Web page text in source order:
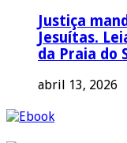
Justiça
Jesuítas.
da Praia do
abril 13, 2026